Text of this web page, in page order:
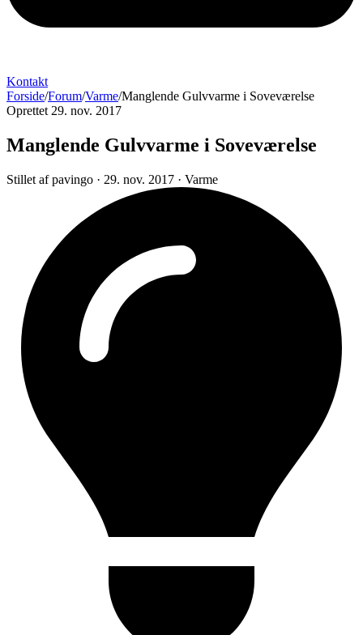
Kontakt
Forside/Forum/Varme/Manglende Gulvvarme i Soveværelse
Oprettet 29. nov. 2017
Manglende Gulvvarme i Soveværelse
Stillet afpavingo · 29. nov. 2017 · Varme